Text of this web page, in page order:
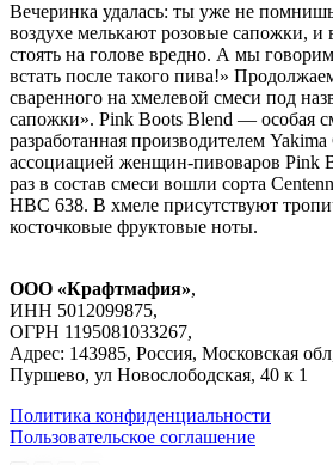
Вечеринка удалась: ты уже не
воздухе мелькают розовые сапожки, и
стоять на голове вредно. А мы
встать после такого пива!»
сваренного на хмелевой смеси под
сапожки». Pink Boots Blend — особая
разработанная производителем
ассоциацией женщин-пивоваров Pink
раз в состав смеси вошли сорта
HBC 638. В хмеле присутствуют
косточковые фруктовые ноты.
ООО «Крафтмафия»,
ИНН 5012099875,
ОГРН 1195081033267,
Адрес: 143985, Россия, Московская
Пуршево, ул Новослободская, 40 к 1
Политика конфиденциальности
Пользовательское соглашение